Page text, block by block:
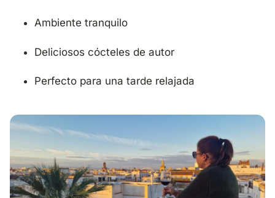
Ambiente tranquilo
Deliciosos cócteles de autor
Perfecto para una tarde relajada